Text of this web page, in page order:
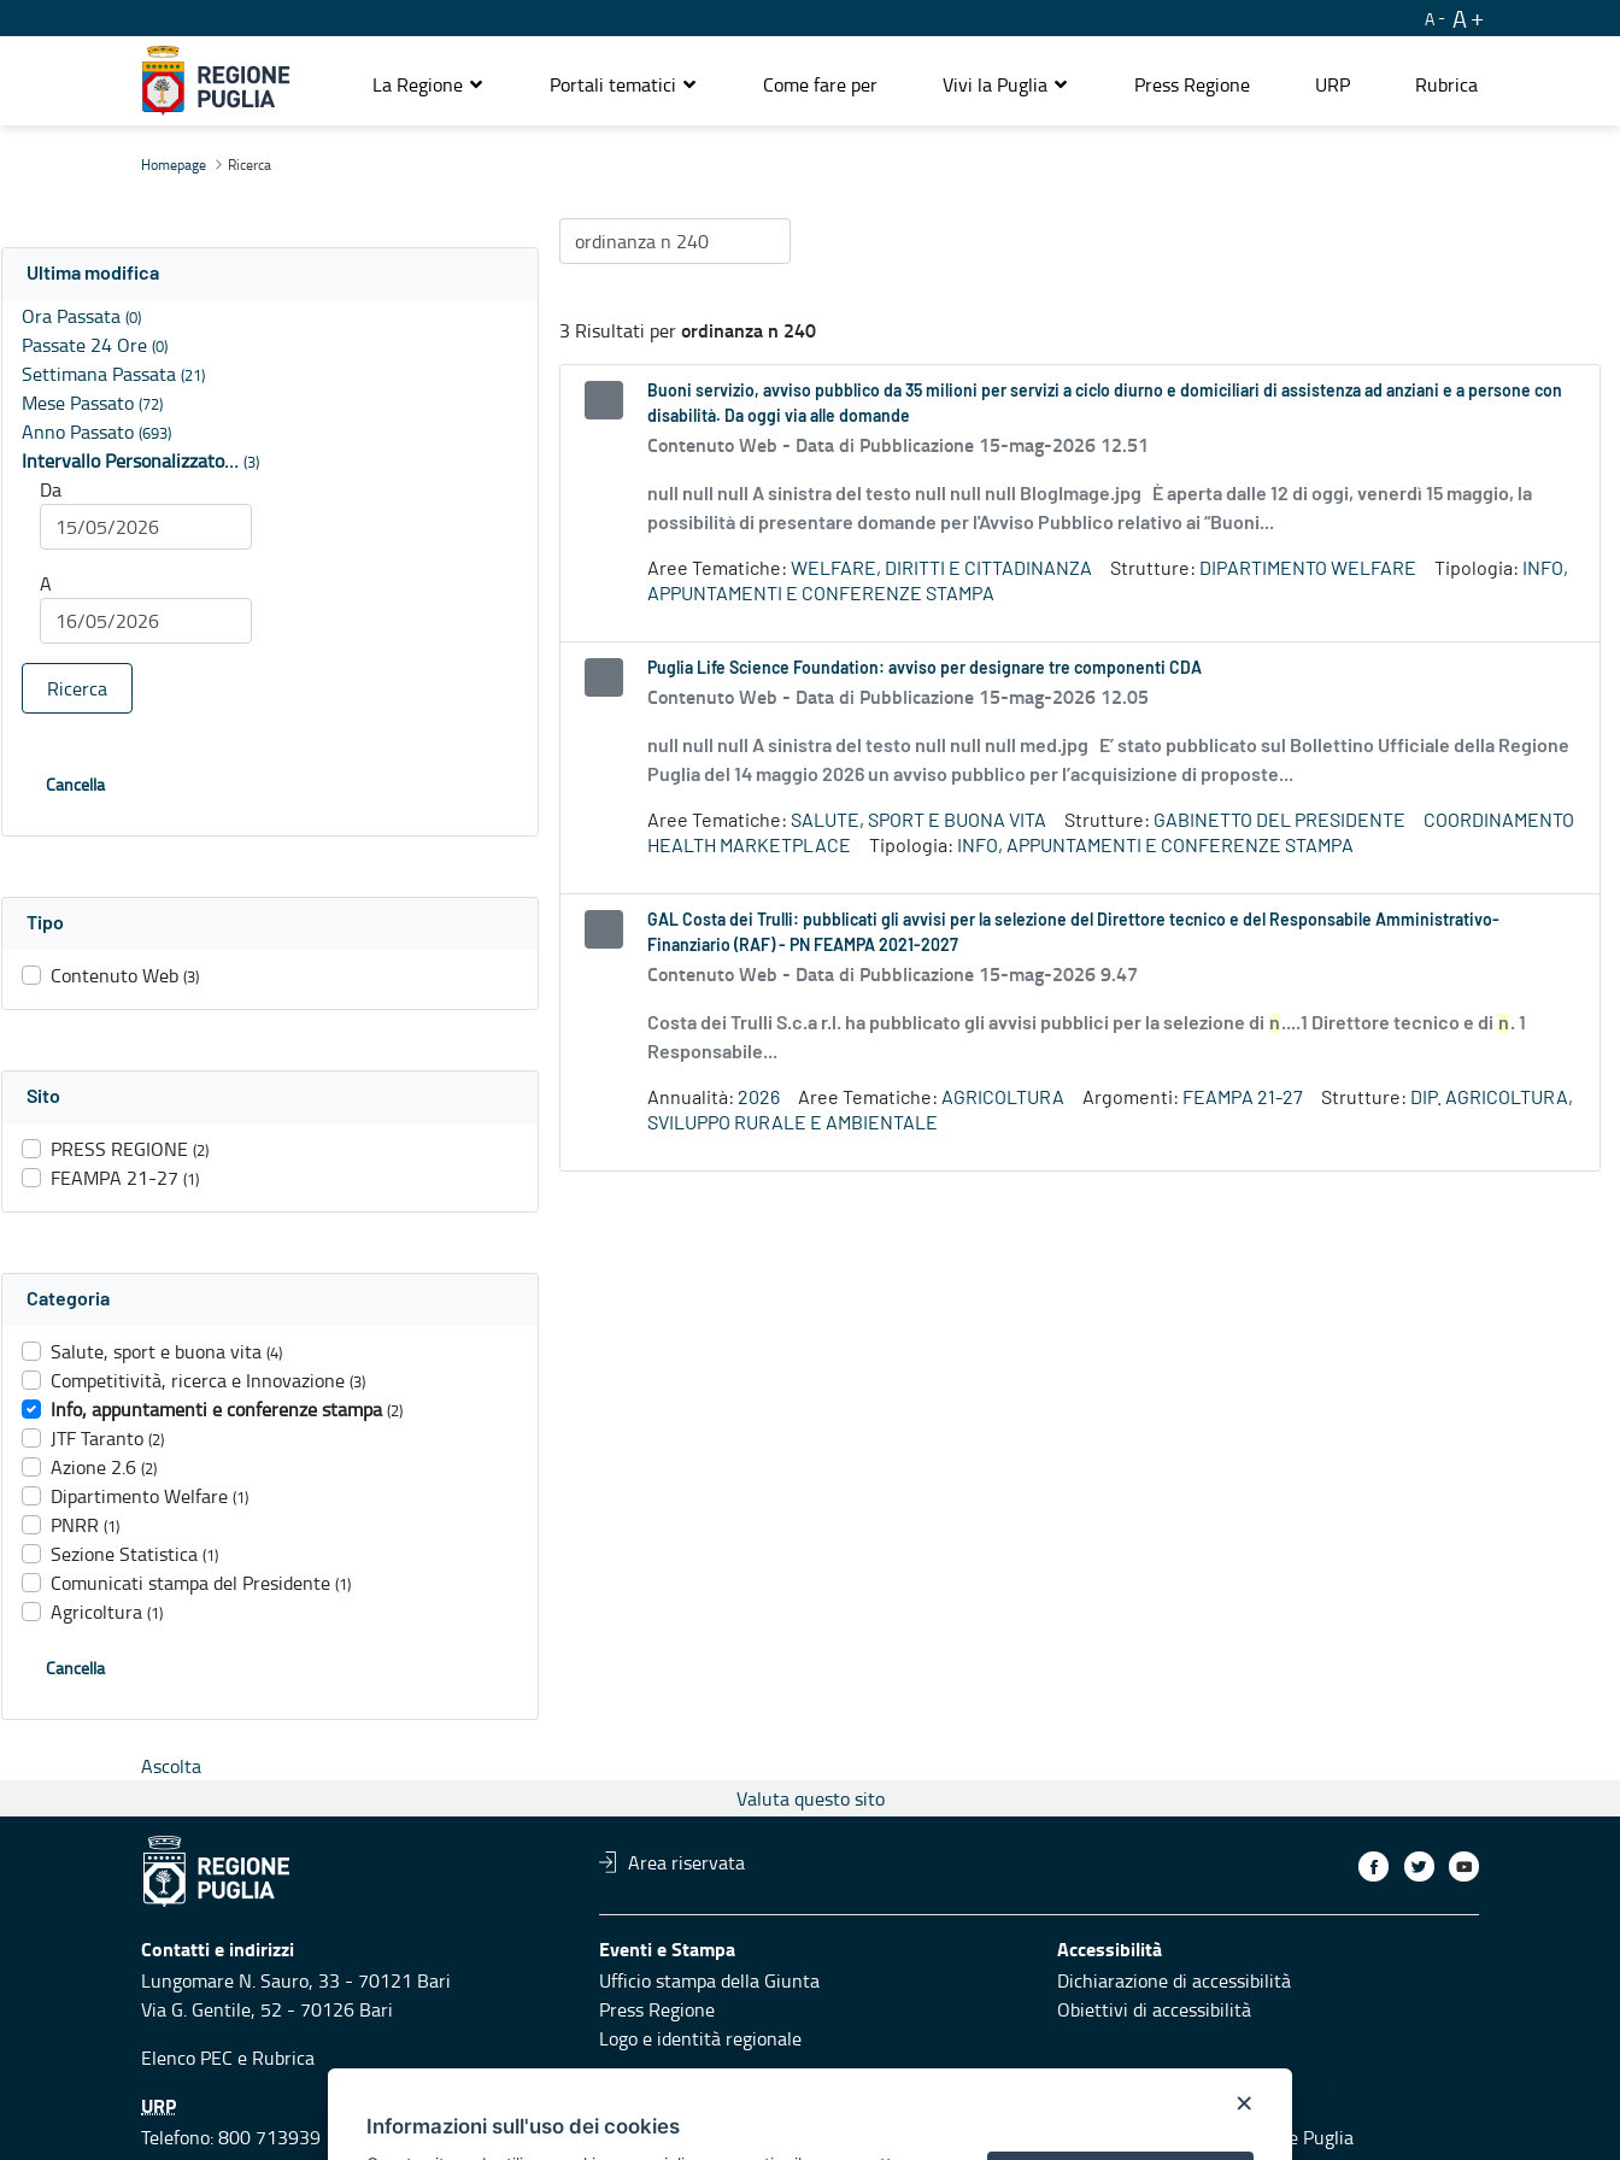
A A
La Regione Portali tematici Come fare per Vivi la Puglia Press Regione URP Rubrica
Homepage Ricerca
Ultima modifica
Ora Passata (0)
Passate 24 Ore (0)
Settimana Passata (21)
Mese Passato (72)
Anno Passato (693)
Intervallo Personalizzato… (3)
Da
A
Ricerca
Cancella
Tipo
Contenuto Web (3)
Sito
PRESS REGIONE (2)
FEAMPA 21-27 (1)
Categoria
Salute, sport e buona vita (4)
Competitività, ricerca e Innovazione (3)
Info, appuntamenti e conferenze stampa (2)
JTF Taranto (2)
Azione 2.6 (2)
Dipartimento Welfare (1)
PNRR (1)
Sezione Statistica (1)
Comunicati stampa del Presidente (1)
Agricoltura (1)
Cancella
3 Risultati perordinanza n 240
Buoni servizio, avviso pubblico da 35 milioni per servizi a ciclo diurno e domiciliari di assistenza ad anziani e a persone con
disabilità. Da oggi via alle domande
Contenuto Web - Data di Pubblicazione 15-mag-2026 12.51
null null null A sinistra del testo null null null BlogImage.jpg È aperta dalle 12 di oggi, venerdì 15 maggio, la
possibilità di presentare domande per l'Avviso Pubblico relativo ai “Buoni...
Aree Tematiche: WELFARE, DIRITTI E CITTADINANZA Strutture: DIPARTIMENTO WELFARE Tipologia:
INFO,
APPUNTAMENTI E CONFERENZE STAMPA
Puglia Life Science Foundation: avviso per designare tre componenti CDA
Contenuto Web - Data di Pubblicazione 15-mag-2026 12.05
null null null A sinistra del testo null null null med.jpg E’ stato pubblicato sul Bollettino Ufficiale della Regione
Puglia del 14 maggio 2026 un avviso pubblico per l’acquisizione di proposte...
Aree Tematiche: SALUTE, SPORT E BUONA VITA Strutture: GABINETTO DEL PRESIDENTE
COORDINAMENTO
HEALTH MARKETPLACE
Tipologia: INFO, APPUNTAMENTI E CONFERENZE STAMPA
GAL Costa dei Trulli: pubblicati gli avvisi per la selezione del Direttore tecnico e del Responsabile Amministrativo-
Finanziario (RAF) - PN FEAMPA 2021-2027
Contenuto Web - Data di Pubblicazione 15-mag-2026 9.47
Costa dei Trulli S.c.a r.l. ha pubblicato gli avvisi pubblici per la selezione di n....1 Direttore tecnico e di n. 1
Responsabile...
Annualità: 2026 Aree Tematiche: AGRICOLTURA Argomenti: FEAMPA 21-27 Strutture: DIP. AGRICOLTURA,
SVILUPPO RURALE E AMBIENTALE
Ascolta
Valuta questo sito
Area riservata
Contatti e indirizzi
Lungomare N. Sauro, 33 - 70121 Bari
Via G. Gentile, 52 - 70126 Bari
Elenco PEC e Rubrica
Eventi e Stampa
Ufficio stampa della Giunta
Press Regione
Logo e identità regionale
Accessibilità
Dichiarazione di accessibilità
Obiettivi di accessibilità
URP
Telefono: 800 713939
Responsabili di pubblicazione Vai al sito di Protezione Civile Puglia
×
Informazioni sull'uso dei cookies